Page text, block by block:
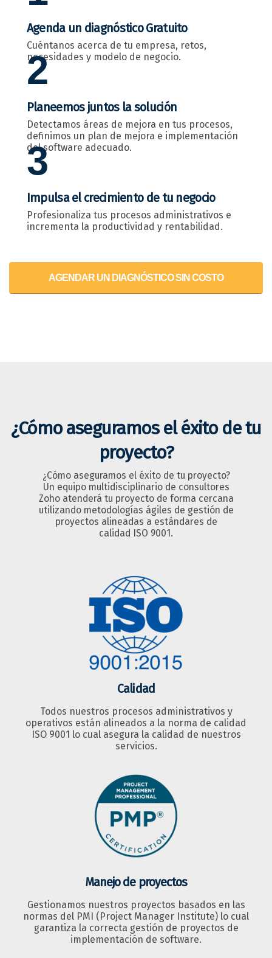
Agenda un diagnóstico Gratuito
Cuéntanos acerca de tu empresa, retos,
necesidades y modelo de negocio.
2
Planeemos juntos la solución
Detectamos áreas de mejora en tus procesos,
definimos un plan de mejora e implementación
del software adecuado.
3
Impulsa el crecimiento de tu negocio
Profesionaliza tus procesos administrativos e
incrementa la productividad y rentabilidad.
AGENDAR UN DIAGNÓSTICO SIN COSTO
¿Cómo aseguramos el éxito de tu
proyecto?
¿Cómo aseguramos el éxito de tu proyecto?
Un equipo multidisciplinario de consultores
Zoho atenderá tu proyecto de forma cercana
utilizando metodologías ágiles de gestión de
proyectos alineadas a estándares de
calidad ISO 9001.
Calidad
Todos nuestros procesos administrativos y
operativos están alineados a la norma de calidad
ISO 9001 lo cual asegura la calidad de nuestros
servicios.
Manejo de proyectos
Gestionamos nuestros proyectos basados en las
normas del PMI (Project Manager Institute) lo cual
garantiza la correcta gestión de proyectos de
implementación de software.